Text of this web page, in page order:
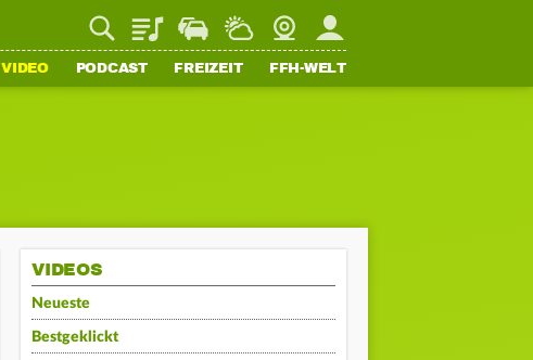
PlaylistStaupilotWetterWebcamMein FFH
VIDEO PODCAST FREIZEIT FFH-WELT
VIDEOS
Neueste
Bestgeklickt